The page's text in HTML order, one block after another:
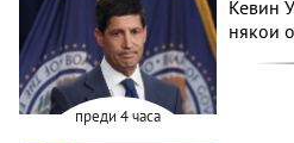
преди 4 часа
Кевин
някои